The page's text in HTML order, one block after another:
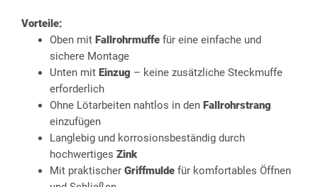
Vorteile:
Oben mit Fallrohrmuffe für eine einfache und
sichere Montage
Unten mit Einzug – keine zusätzliche Steckmuffe
erforderlich
Ohne Lötarbeiten nahtlos in den Fallrohrstrang
einzufügen
Langlebig und korrosionsbeständig durch
hochwertiges Zink
Mit praktischer Griffmulde für komfortables Öffnen